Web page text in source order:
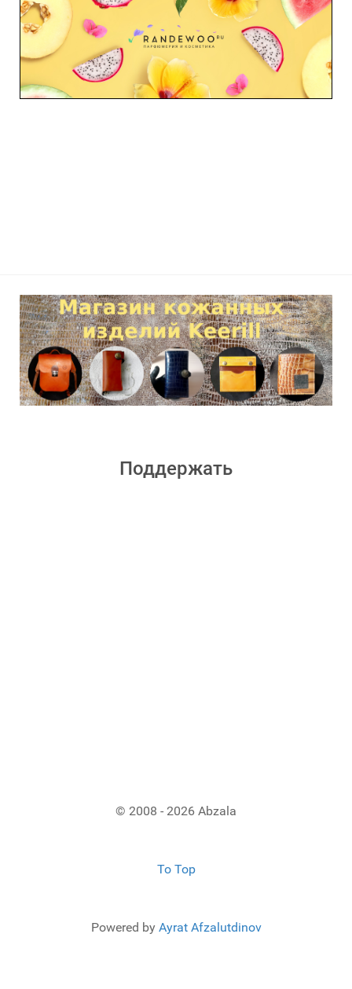
Поддержать
© 2008 - 2026 Abzala
To Top
Powered by Ayrat Afzalutdinov